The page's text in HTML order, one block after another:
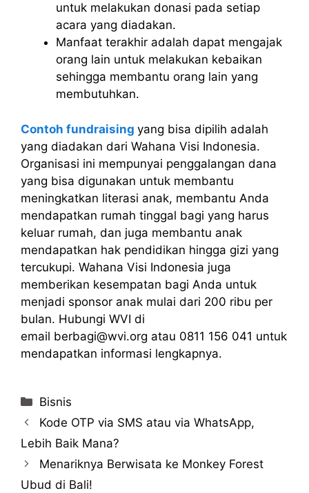
untuk melakukan donasi pada setiap
acara yang diadakan.
Manfaat terakhir adalah dapat mengajak
orang lain untuk melakukan kebaikan
sehingga membantu orang lain yang
membutuhkan.
Contoh fundraising yang bisa dipilih adalah
yang diadakan dari Wahana Visi Indonesia.
Organisasi ini mempunyai penggalangan dana
yang bisa digunakan untuk membantu
meningkatkan literasi anak, membantu Anda
mendapatkan rumah tinggal bagi yang harus
keluar rumah, dan juga membantu anak
mendapatkan hak pendidikan hingga gizi yang
tercukupi. Wahana Visi Indonesia juga
memberikan kesempatan bagi Anda untuk
menjadi sponsor anak mulai dari 200 ribu per
bulan. Hubungi WVI di
email berbagi@wvi.org atau 0811 156 041 untuk
mendapatkan informasi lengkapnya.
Categories
Bisnis
Kode OTP via SMS atau via WhatsApp,
Lebih Baik Mana?
Menariknya Berwisata ke Monkey Forest
Ubud di Bali!